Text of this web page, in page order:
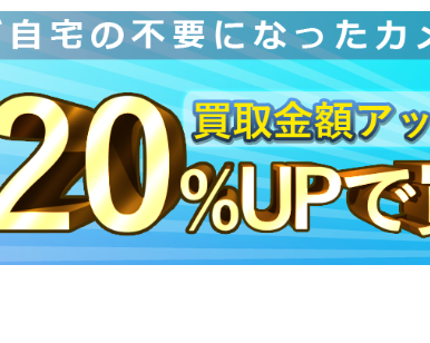
買取り対応
答えていただき、大変感謝しております。 メール
た。